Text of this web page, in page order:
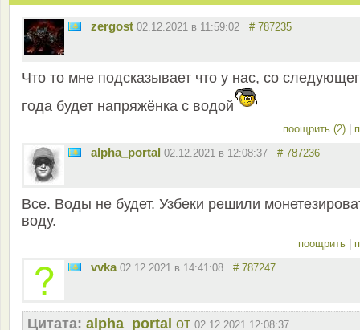
zergost 02.12.2021 в 11:59:02 # 787235
Что то мне подсказывает что у нас, со
года будет напряжёнка с водой
поощрить (2)
alpha_portal 02.12.2021 в 12:08:37 # 787236
Все. Воды не будет. Узбеки решили
воду.
поощрить
vvka 02.12.2021 в 14:41:08 # 787247
Цитата: alpha_portal от 02.12.2021 12:08:37